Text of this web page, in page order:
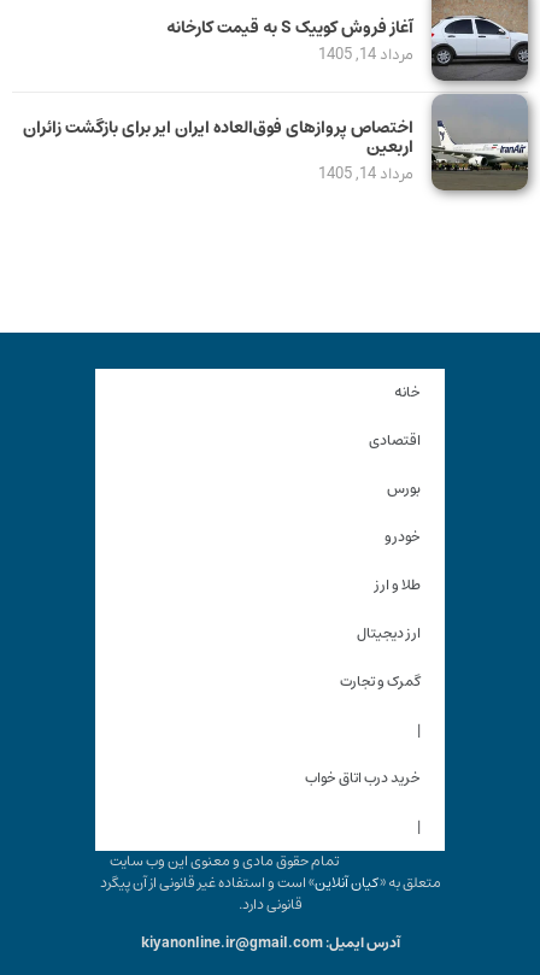
آغاز فروش کوییک S به قیمت کارخانه
مرداد 14, 1405
اختصاص پروازهای فوق‌العاده ایران ایر برای بازگشت زائران
اربعین
مرداد 14, 1405
خانه
اقتصادی
بورس
خودرو
طلا و ارز
ارز دیجیتال
گمرک و تجارت
|
خرید درب اتاق خواب
|
تمام حقوق مادی و معنوی این وب سایت
متعلق به «کیان آنلاین» است و استفاده غیر قانونی از آن پیگرد
قانونی دارد.
آدرس ایمیل: kiyanonline.ir@gmail.com